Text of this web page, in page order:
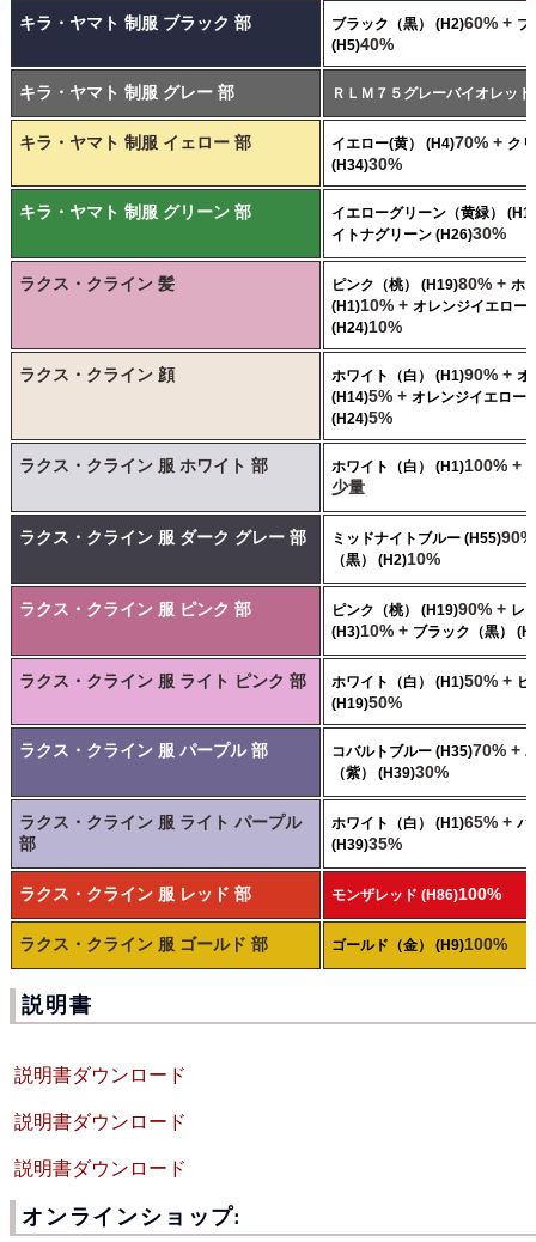
キラ・ヤマト 制服 ブラック 部 ブラック（黒） (H2)60% + ブ
(H5)40%
キラ・ヤマト 制服 グレー 部 ＲＬＭ７５グレーバイオレッ
キラ・ヤマト 制服 イェロー 部 イエロー(黄） (H4)70% + ク
(H34)30%
キラ・ヤマト 制服 グリーン 部
イエローグリーン（黄緑）
イトナグリーン (H26)30%
ラクス・クライン 髪 ピンク（桃） (H19)80% + ホ
(H1)10% + オレンジイエロー
(H24)10%
ラクス・クライン 顔 ホワイト（白） (H1)90% + オ
(H14)5% + オレンジイエロー
(H24)5%
ラクス・クライン 服 ホワイト 部 ホワイト（白） (H1)100% +
少量
ラクス・クライン 服 ダーク グレー 部 ミッドナイトブルー (H55)
（黒） (H2)10%
ラクス・クライン 服 ピンク 部 ピンク（桃） (H19)90% + レ
(H3)10% + ブラック（黒）
ラクス・クライン 服 ライト ピンク 部 ホワイト（白） (H1)50% + ピ
(H19)50%
ラクス・クライン 服 パープル 部 コバルトブルー (H35)70% +
（紫） (H39)30%
ラクス・クライン 服 ライト パープル
部
ホワイト（白） (H1)65% + パ
(H39)35%
ラクス・クライン 服 レッド 部 モンザレッド (H86)100%
ラクス・クライン 服 ゴールド 部 ゴールド（金） (H9)100%
説明書
説明書ダウンロード
説明書ダウンロード
説明書ダウンロード
オンラインショップ: